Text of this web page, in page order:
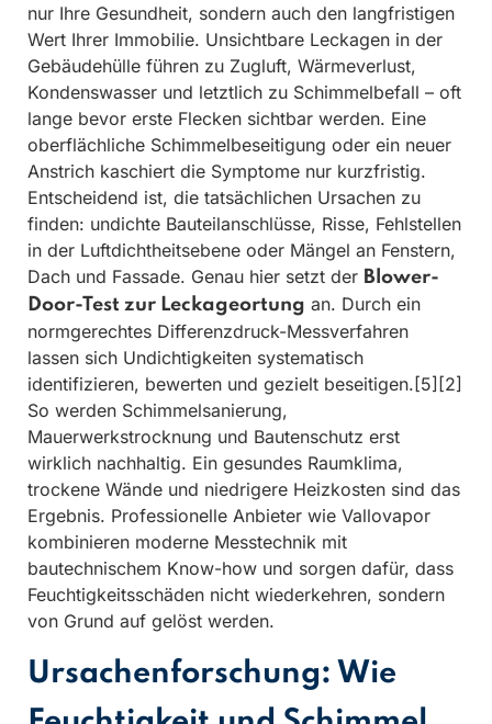
nur Ihre Gesundheit, sondern auch den langfristigen
Wert Ihrer Immobilie. Unsichtbare Leckagen in der
Gebäudehülle führen zu Zugluft, Wärmeverlust,
Kondenswasser und letztlich zu Schimmelbefall – oft
lange bevor erste Flecken sichtbar werden. Eine
oberflächliche Schimmelbeseitigung oder ein neuer
Anstrich kaschiert die Symptome nur kurzfristig.
Entscheidend ist, die tatsächlichen Ursachen zu
finden: undichte Bauteilanschlüsse, Risse, Fehlstellen
in der Luftdichtheitsebene oder Mängel an Fenstern,
Dach und Fassade. Genau hier setzt der Blower-
Door-Test zur Leckageortung an. Durch ein
normgerechtes Differenzdruck-Messverfahren
lassen sich Undichtigkeiten systematisch
identifizieren, bewerten und gezielt beseitigen.[5][2]
So werden Schimmelsanierung,
Mauerwerkstrocknung und Bautenschutz erst
wirklich nachhaltig. Ein gesundes Raumklima,
trockene Wände und niedrigere Heizkosten sind das
Ergebnis. Professionelle Anbieter wie Vallovapor
kombinieren moderne Messtechnik mit
bautechnischem Know-how und sorgen dafür, dass
Feuchtigkeitsschäden nicht wiederkehren, sondern
von Grund auf gelöst werden.
Ursachenforschung: Wie